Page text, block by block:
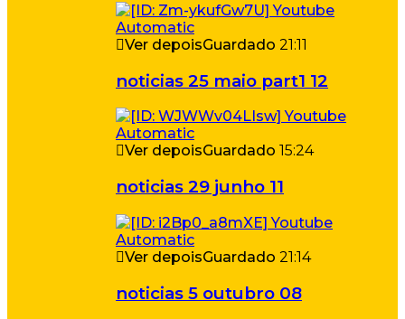
Ver depoisGuardado 21:11
noticias 25 maio part1 12
Ver depoisGuardado 15:24
noticias 29 junho 11
Ver depoisGuardado 21:14
noticias 5 outubro 08